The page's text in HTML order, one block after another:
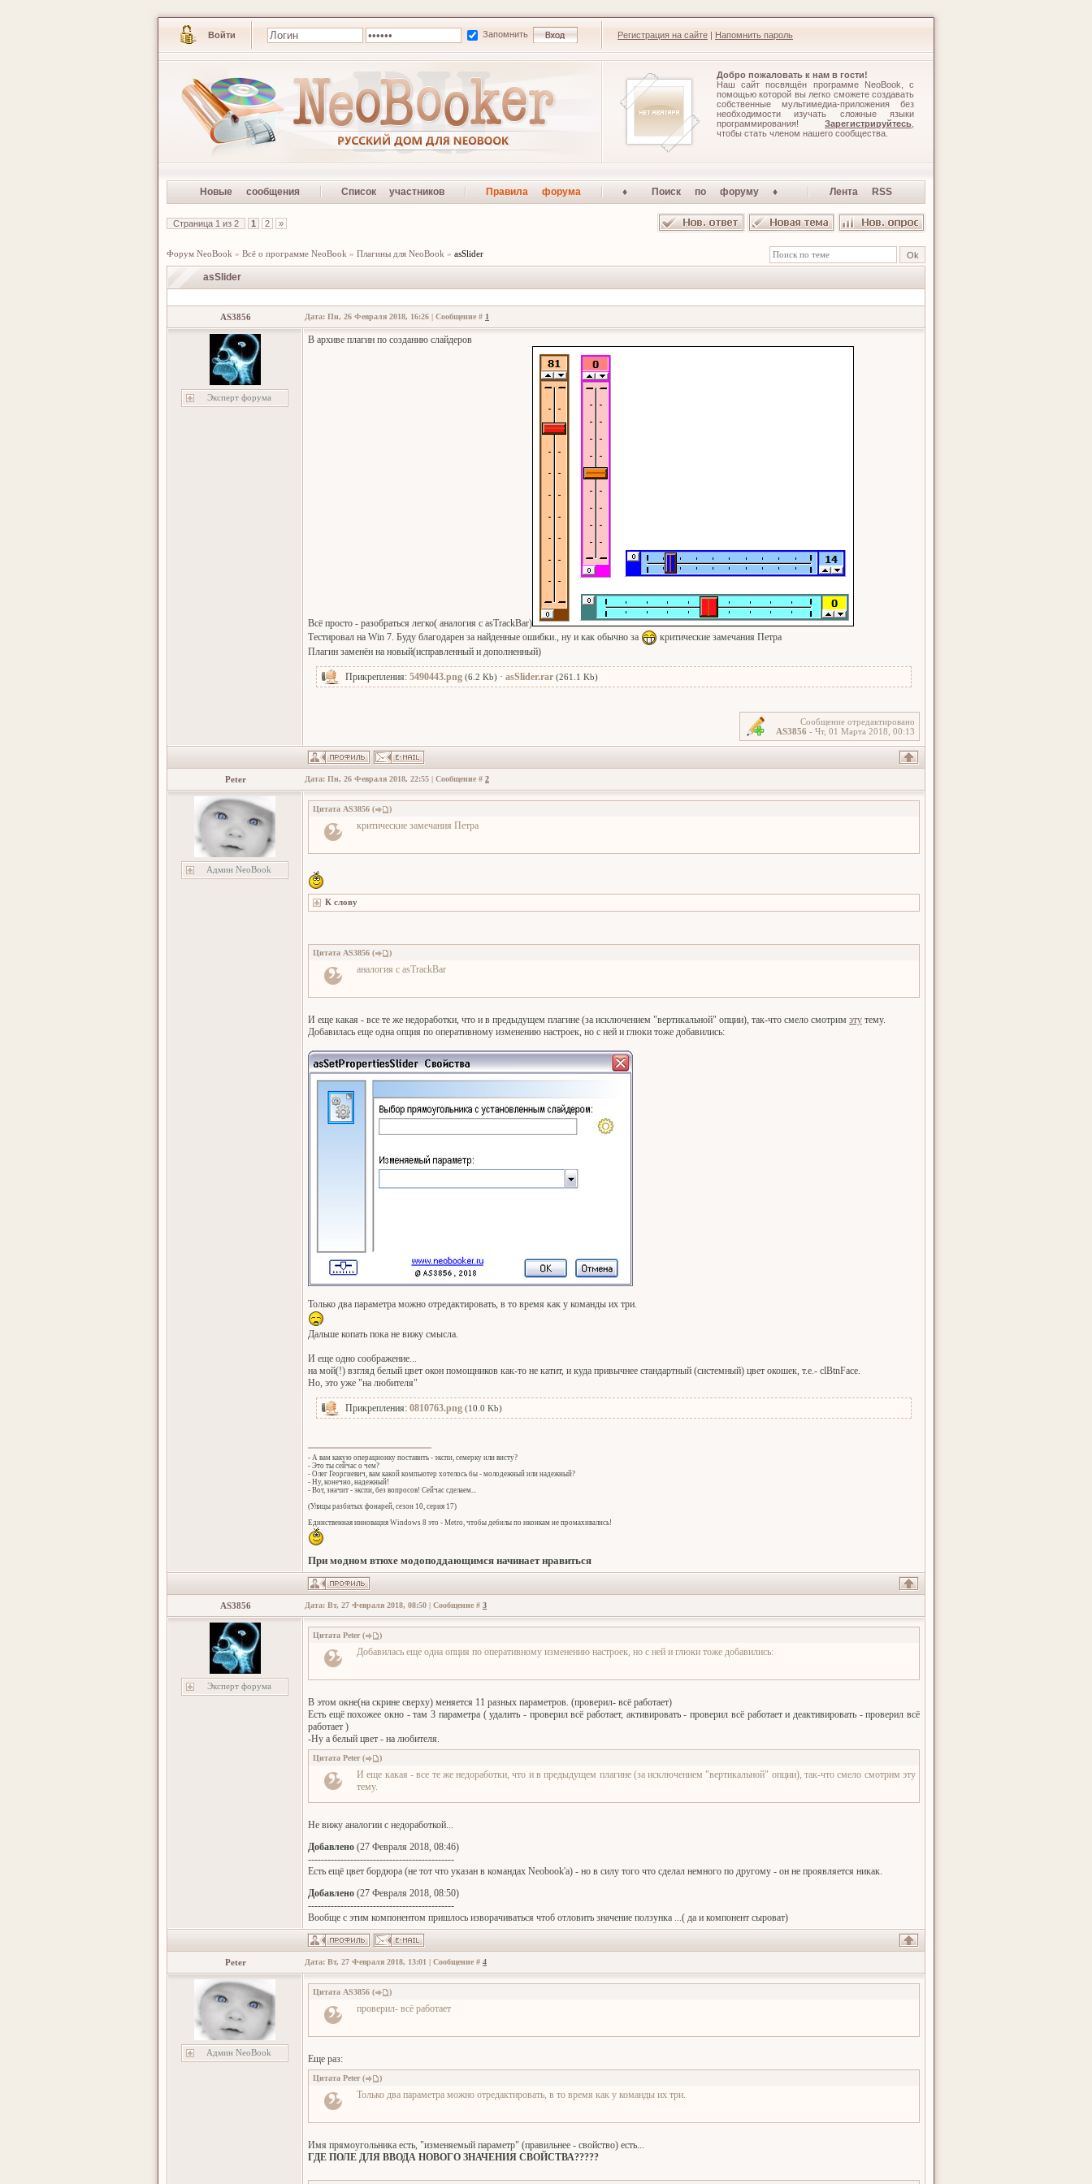
Войти Запомнить Регистрация на сайте | Напомнить пароль
Добро пожаловать к нам в гости!
Наш сайт посвящён программе NeoBook, с
помощью которой вы легко сможете создавать
собственные мультимедиа-приложения без
необходимости изучать сложные языки
программирования! Зарегистрируйтесь
чтобы стать членом нашего сообщества.
Новые сообщения Список участников Правила форума ♦ Поиск по форуму ♦ Лента RSS
Страница 1 из 2 1 2 »
Форум NeoBook » Всё о программе NeoBook » Плагины для NeoBook » asSlider
asSlider
AS3856 Дата: Пн, 26 Февраля 2018, 16:26 | Сообщение # 1
Эксперт форума
В архиве плагин по созданию слайдеров
Всё просто - разобраться легко( аналогия с asTrackBar)
Тестировал на Win 7. Буду благодарен за найденные ошибки., ну и как обычно за
критические замечания Петра
Плагин заменён на новый(исправленный и дополненный)
Прикрепления: 5490443.png (6.2 Kb) · asSlider.rar (261.1 Kb)
Сообщение отредактировано
AS3856 - Чт, 01 Марта 2018, 00:13
Peter Дата: Пн, 26 Февраля 2018, 22:55 | Сообщение # 2
Админ NeoBook
Цитата AS3856 ( )
критические замечания Петра
Цитата AS3856 ( )
аналогия с asTrackBar
И еще какая - все те же недоработки, что и в предыдущем плагине (за исключением "вертикальной" опции), так-что смело смотрим эту тему.
Добавилась еще одна опция по оперативному изменению настроек, но с ней и глюки тоже добавились:
Только два параметра можно отредактировать, в то время как у команды их три.
Дальше копать пока не вижу смысла.
И еще одно соображение...
на мой(!) взгляд белый цвет окон помощников как-то не катит, и куда привычнее стандартный (системный) цвет окошек, т.е.- clBtnFace.
Но, это уже "на любителя"
Прикрепления: 0810763.png (10.0 Kb)
- А вам какую операционку поставить - экспи, семерку или висту?
- Это ты сейчас о чем?
- Олег Георгиевич, вам какой компьютер хотелось бы - молодежный или надежный?
- Ну, конечно, надежный!
- Вот, значит - экспи, без вопросов! Сейчас сделаем...
(Улицы разбитых фонарей, сезон 10, серия 17)
Единственная инновация Windows 8 это - Metro, чтобы дебилы по иконкам не промахивались!
При модном втюхе модоподдающимся начинает нравиться
AS3856 Дата: Вт, 27 Февраля 2018, 08:50 | Сообщение # 3
Эксперт форума
Цитата Peter( )
Добавилась еще одна опция по оперативному изменению настроек, но с ней и глюки тоже добавились:
В этом окне(на скрине сверху) меняется 11 разных параметров. (проверил- всё работает)
Есть ещё похожее окно - там 3 параметра ( удалить - проверил всё работает, активировать - проверил всё работает и деактивировать - проверил всё
работает )
-Ну а белый цвет - на любителя.
Цитата Peter( )
И еще какая - все те же недоработки, что и в предыдущем плагине (за исключением "вертикальной" опции), так-что смело смотрим эту
тему.
Не вижу аналогии с недоработкой...
Добавлено (27 Февраля 2018, 08:46)
---------------------------------------------
Есть ещё цвет бордюра (не тот что указан в командах Neobook'a) - но в силу того что сделал немного по другому - он не проявляется никак.
Добавлено (27 Февраля 2018, 08:50)
---------------------------------------------
Вообще с этим компонентом пришлось изворачиваться чтоб отловить значение ползунка ...( да и компонент сыроват)
Peter Дата: Вт, 27 Февраля 2018, 13:01 | Сообщение # 4
Админ NeoBook
Цитата AS3856 ( )
проверил- всё работает
Еще раз:
Цитата Peter( )
Только два параметра можно отредактировать, в то время как у команды их три.
Имя прямоугольника есть, "изменяемый параметр" (правильнее - свойство) есть...
ГДЕ ПОЛЕ ДЛЯ ВВОДА НОВОГО ЗНАЧЕНИЯ СВОЙСТВА?????